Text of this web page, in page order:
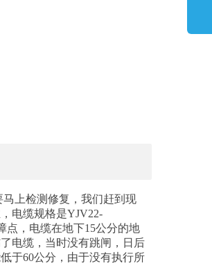
上检测修复，我们赶到现
电缆规格是YJV22-
点，电缆在地下15公分的地
电缆，当时没有跳闸，日后
于60公分，由于没有执行所